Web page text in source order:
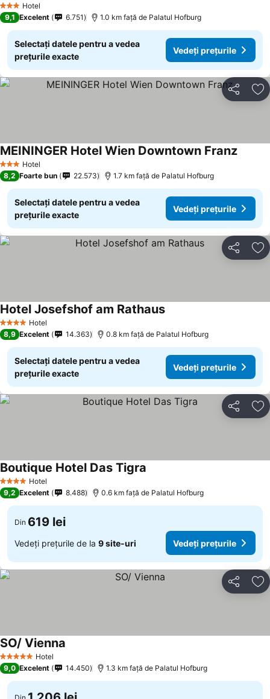
3 SteleHotel
9,1 Excelent 6.751 1.0 km faţă de Palatul Hofburg
Selectați datele pentru a vedea
prețurile exacte
Vedeți prețurile
Distribuiți
3 SteleHotel
MEININGER Hotel Wien Downtown FranzVedeți
8,2 Foarte bun 22.573 1.7 km faţă de Palatul Hofburg
Selectați datele pentru a vedea
prețurile exacte
Vedeți prețurile
Distribuiți
4 Stele Hotel
Hotel Josefshof am RathausVedeți prețurile
8,9 Excelent 14.363 0.8 km faţă de Palatul Hofburg
Selectați datele pentru a vedea
prețurile exacte
Vedeți prețurile
Distribuiți
4 Stele Hotel
Boutique Hotel Das Tigra
9,2 Excelent 8.488 0.6 km faţă de Palatul Hofburg
Din 619 lei
Vedeți prețurile de la 9 site-uri Vedeți prețurile
Distribuiți
5 Stele Hotel
SO/ Vienna
9,0 Excelent 14.450 1.3 km faţă de Palatul Hofburg
Din